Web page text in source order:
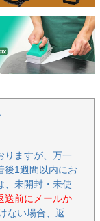
りますが、万一
後1週間以内にお
、未開封・未使
送前にメールか
ない場合、返